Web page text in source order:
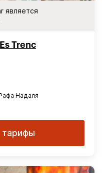
является
Trenc
Надаля
тарифы